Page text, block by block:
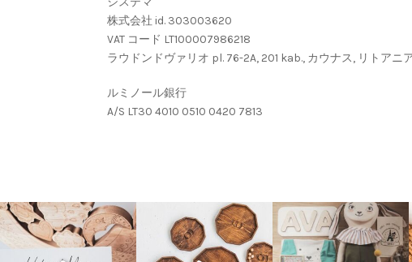
株式会社 id. 303003620
VAT コード LT100007986218
ラウドンドヴァリオ pl. 76-2A, 201 kab., カウナス, リトアニ
ルミノール銀行
A/S LT30 4010 0510 0420 7813